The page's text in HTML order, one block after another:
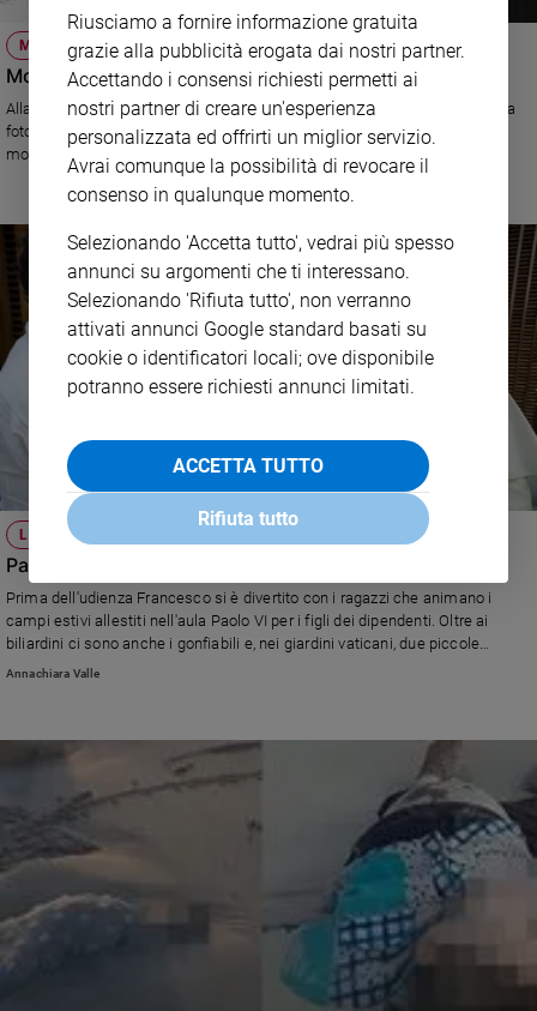
MOSTRA
Monache di clausura e carcerate: dietro le grate, l'anima
Alla Basilica di San Carlo al Corso a Milano fino al 19 settembre la mostra
fotografica a ingresso libero "Il mondo dentro". L'autrice è entrata in tre
monasteri di clausura e nel carcere di Bollate
LA FOTO DEL GIORNO
Papa Francesco gioca a biliardino
Prima dell'udienza Francesco si è divertito con i ragazzi che animano i
campi estivi allestiti nell'aula Paolo VI per i figli dei dipendenti. Oltre ai
biliardini ci sono anche i gonfiabili e, nei giardini vaticani, due piccole
piscine
Annachiara Valle
Riusciamo a fornire informazione gratuita
grazie alla pubblicità erogata dai nostri partner.
Accettando i consensi richiesti permetti ai
nostri partner di creare un'esperienza
personalizzata ed offrirti un miglior servizio.
Avrai comunque la possibilità di revocare il
consenso in qualunque momento.
Selezionando 'Accetta tutto', vedrai più spesso
annunci su argomenti che ti interessano.
Selezionando 'Rifiuta tutto', non verranno
attivati annunci Google standard basati su
cookie o identificatori locali; ove disponibile
potranno essere richiesti annunci limitati.
ACCETTA TUTTO
Rifiuta tutto